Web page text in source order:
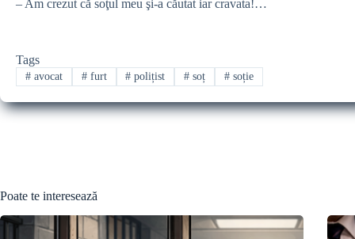
– Am crezut că soţul meu şi-a căutat iar cravata!…
Tags
#avocat #furt # polițist # soț # soție
Poate te interesează